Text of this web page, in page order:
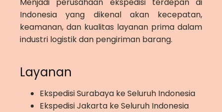
Indonesia yang dikenal akan kecepatan,
keamanan, dan kualitas layanan prima dalam
industri logistik dan pengiriman barang.
Layanan
Ekspedisi Surabaya ke Seluruh Indonesia
Ekspedisi Jakarta ke Seluruh Indonesia